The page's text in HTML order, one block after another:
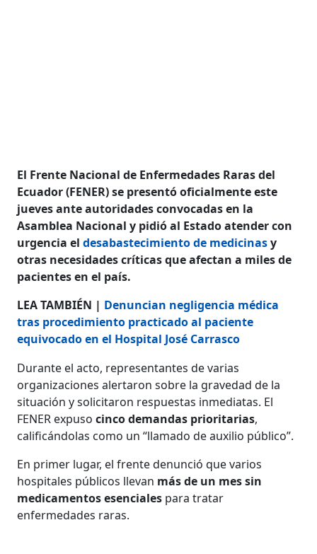
El Frente Nacional de Enfermedades Raras del
Ecuador (FENER) se presentó oficialmente este
jueves ante autoridades convocadas en la
Asamblea Nacional y pidió al Estado atender con
urgencia eldesabastecimiento de medicinasy
otras necesidades críticas que afectan a miles de
pacientes en el país.
LEA TAMBIÉN | Denuncian negligencia médica
tras procedimiento practicado al paciente
equivocado en el Hospital José Carrasco
Durante el acto, representantes de varias
organizaciones alertaron sobre la gravedad de la
situación y solicitaron respuestas inmediatas. El
FENER expuso cinco demandas prioritarias,
calificándolas como un “llamado de auxilio público”.
En primer lugar, el frente denunció que varios
hospitales públicos llevan más de un mes sin
medicamentos esenciales para tratar
enfermedades raras.